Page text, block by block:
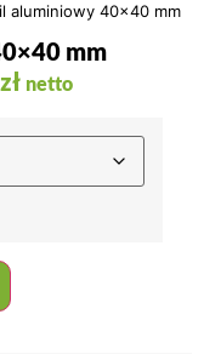
aluminiowy 40×40 mm
mm
zł netto